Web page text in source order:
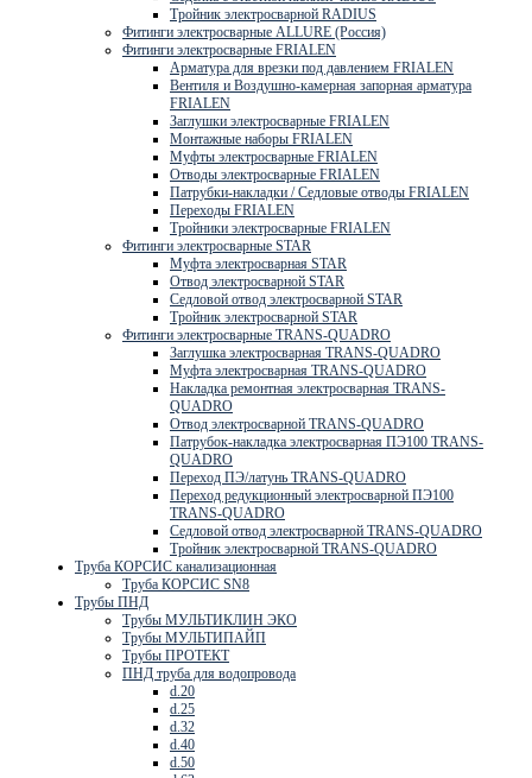
Тройник электросварной RADIUS
Фитинги электросварные ALLURE (Россия)
Фитинги электросварные FRIALEN
Арматура для врезки под давлением FRIALEN
Вентиля и Воздушно-камерная запорная арматура
FRIALEN
Заглушки электросварные FRIALEN
Монтажные наборы FRIALEN
Муфты электросварные FRIALEN
Отводы электросварные FRIALEN
Патрубки-накладки / Седловые отводы FRIALEN
Переходы FRIALEN
Тройники электросварные FRIALEN
Фитинги электросварные STAR
Муфта электросварная STAR
Отвод электросварной STAR
Седловой отвод электросварной STAR
Тройник электросварной STAR
Фитинги электросварные TRANS-QUADRO
Заглушка электросварная TRANS-QUADRO
Муфта электросварная TRANS-QUADRO
Накладка ремонтная электросварная TRANS-
QUADRO
Отвод электросварной TRANS-QUADRO
Патрубок-накладка электросварная ПЭ100 TRANS-
QUADRO
Переход ПЭ/латунь TRANS-QUADRO
Переход редукционный электросварной ПЭ100
TRANS-QUADRO
Седловой отвод электросварной TRANS-QUADRO
Тройник электросварной TRANS-QUADRO
Труба КОРСИС канализационная
Труба КОРСИС SN8
Трубы ПНД
Трубы МУЛЬТИКЛИН ЭКО
Трубы МУЛЬТИПАЙП
Трубы ПРОТЕКТ
ПНД труба для водопровода
d.20
d.25
d.32
d.40
d.50